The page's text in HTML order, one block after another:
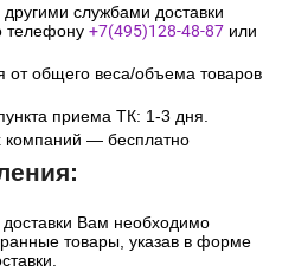
службами доставки
телефону +7(495)128-48-87 или
от общего веса/объема товаров
приема ТК: 1-3 дня.
компаний — бесплатно
Вам необходимо
товары, указав в форме